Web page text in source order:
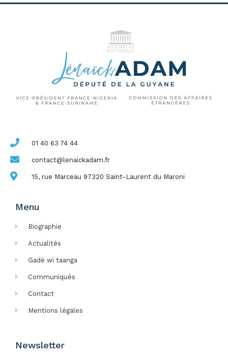
01 40 63 74 44
contact@lenaickadam.fr
15, rue Marceau 97320 Saint-Laurent du Maroni
Menu
Biographie
Actualités
Gadé wi taanga
Communiqués
Contact
Mentions légales
Newsletter